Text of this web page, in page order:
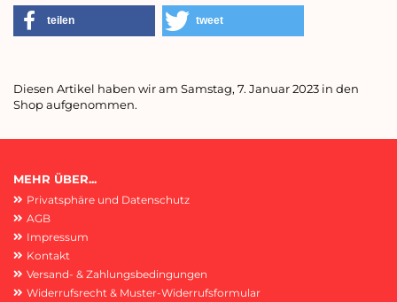
teilen tweet
Diesen Artikel haben wir am Samstag, 7. Januar 2023 in den
Shop aufgenommen.
MEHR ÜBER...
Privatsphäre und Datenschutz
AGB
Impressum
Kontakt
Versand- & Zahlungsbedingungen
Widerrufsrecht & Muster-Widerrufsformular